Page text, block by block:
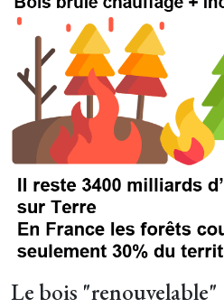
Le bois "renouvelable"